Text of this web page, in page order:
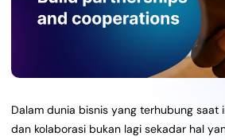
Dalam dunia bisnis yang terhubung saat
dan kolaborasi bukan lagi sekadar hal